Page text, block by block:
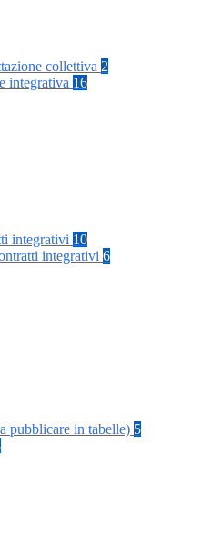
collettiva 2
integrativa 16
integrativi 10
integrativi 6
pubblicare in tabelle) 5